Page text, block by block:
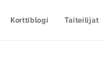
Korttiblogi Taiteilijat